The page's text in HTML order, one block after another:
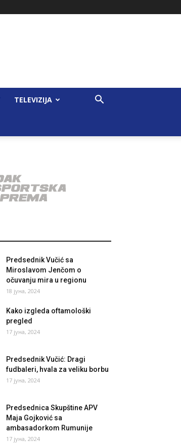
TELEVIZIJA
Predsednik Vučić sa
Miroslavom Jenčom o
očuvanju mira u regionu
18 јуна, 2024
Kako izgleda oftamološki
pregled
17 јуна, 2024
Predsednik Vučić: Dragi
fudbaleri, hvala za veliku borbu
17 јуна, 2024
Predsednica Skupštine APV
Maja Gojković sa
ambasadorkom Rumunije
17 јуна, 2024